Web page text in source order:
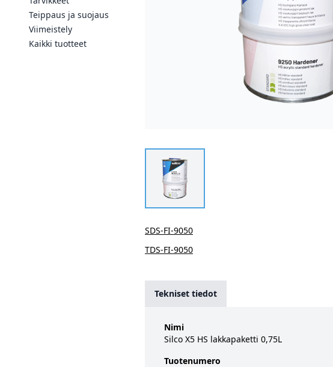
Teippaus ja suojaus
Viimeistely
Kaikki tuotteet
SDS-FI-9050
TDS-FI-9050
Tekniset tiedot
Nimi
Silco X5 HS lakkapaketti 0,75L
Tuotenumero